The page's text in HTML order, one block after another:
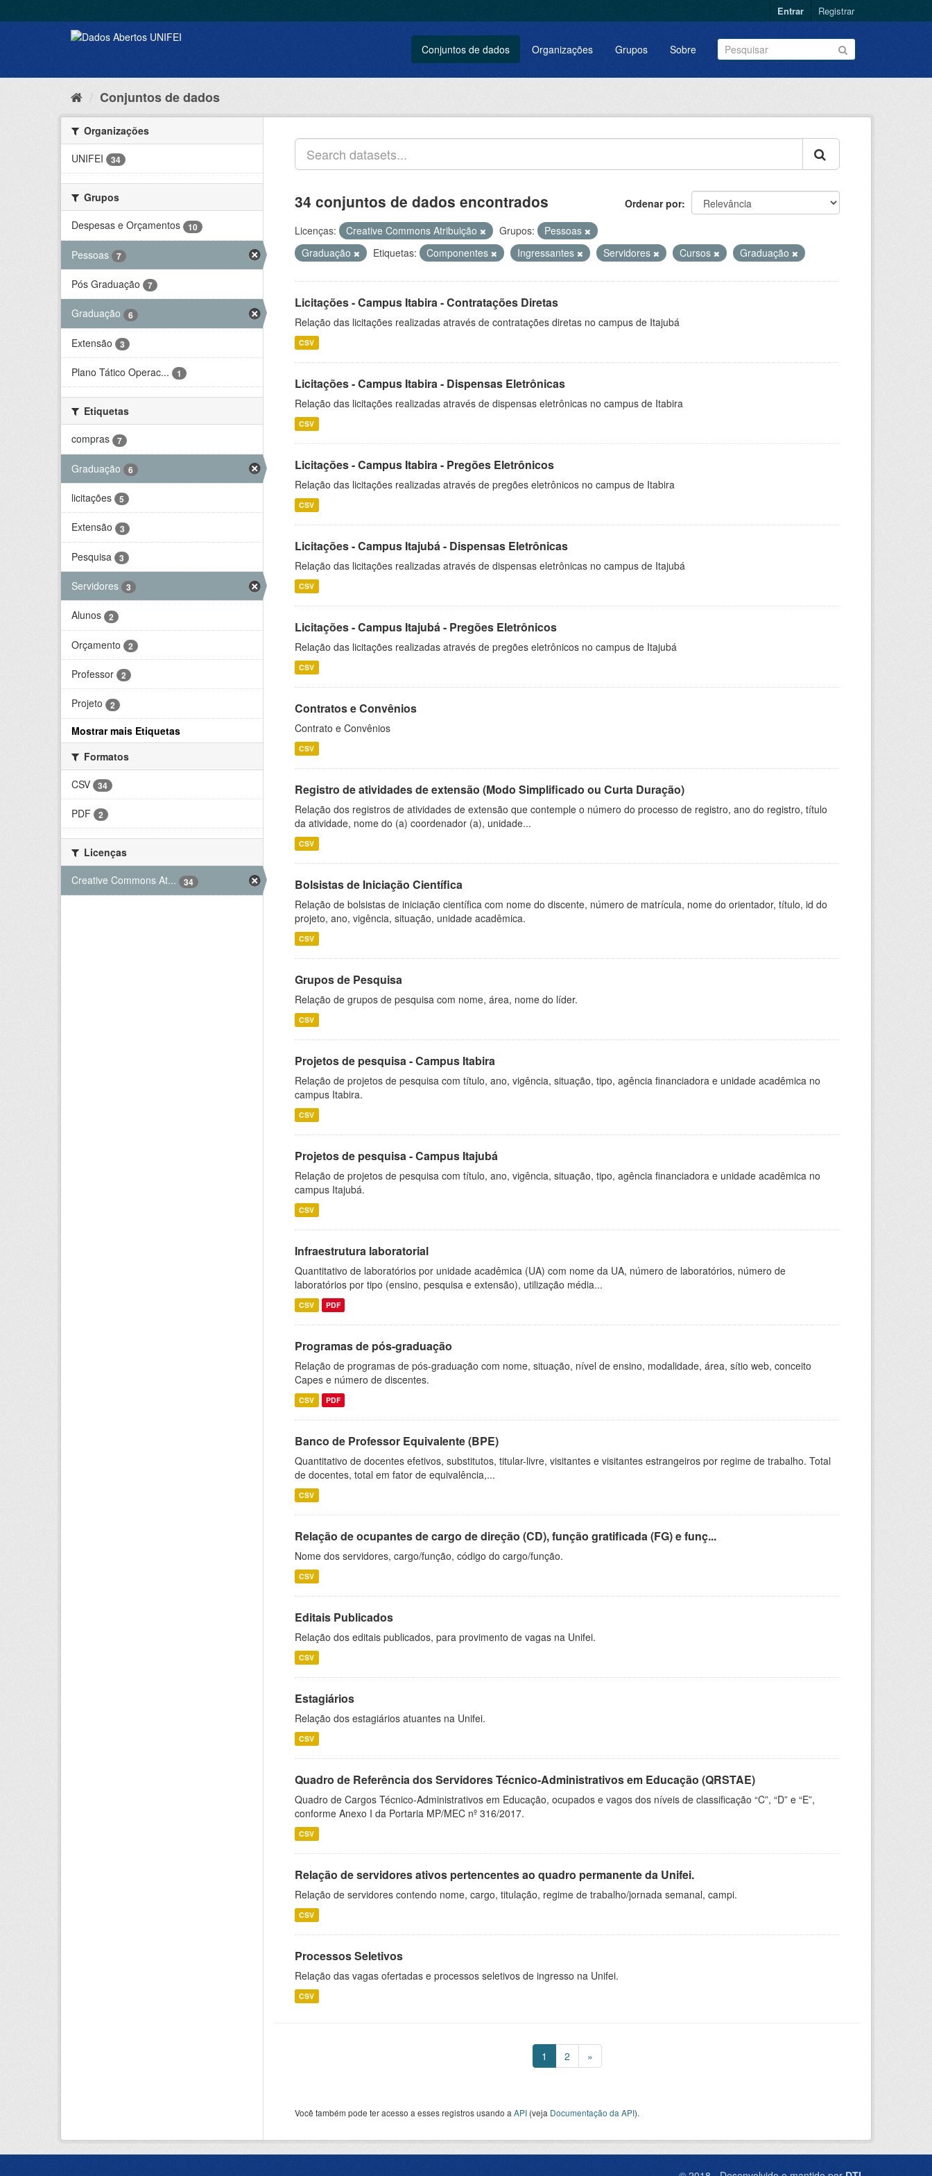
Entrar Registrar
Conjuntos de dados Organizações Grupos Sobre
Conjuntos de dados
Organizações
UNIFEI
34
Grupos
Despesas e Orçamentos
10
Pessoas 7
Pós Graduação 7
Graduação 6
Extensão 3
Plano Tático Operac... 1
Etiquetas
compras
7
Graduação 6
licitações 5
Extensão 3
Pesquisa 3
Servidores 3
Alunos 2
Orçamento 2
Professor 2
Projeto 2
Mostrar mais Etiquetas
Formatos
CSV
34
PDF 2
Licenças
Creative Commons At...
34
Ordenar por
34 conjuntos de dados encontrados
Licenças: Creative Commons Atribuição Grupos:
Pessoas
Graduação
Etiquetas: Componentes Ingressantes Servidores Cursos Graduação
Licitações - Campus Itabira - Contratações Diretas
Relação das licitações realizadas através de contratações diretas no campus de Itajubá
CSV
Licitações - Campus Itabira - Dispensas Eletrônicas
Relação das licitações realizadas através de dispensas eletrônicas no campus de Itabira
CSV
Licitações - Campus Itabira - Pregões Eletrônicos
Relação das licitações realizadas através de pregões eletrônicos no campus de Itabira
CSV
Licitações - Campus Itajubá - Dispensas Eletrônicas
Relação das licitações realizadas através de dispensas eletrônicas no campus de Itajubá
CSV
Licitações - Campus Itajubá - Pregões Eletrônicos
Relação das licitações realizadas através de pregões eletrônicos no campus de Itajubá
CSV
Contratos e Convênios
Contrato e Convênios
CSV
Registro de atividades de extensão (Modo Simplificado ou Curta Duração)
Relação dos registros de atividades de extensão que contemple o número do processo de registro, ano do registro, título
da atividade, nome do (a) coordenador (a), unidade...
CSV
Bolsistas de Iniciação Científica
Relação de bolsistas de iniciação científica com nome do discente, número de matrícula, nome do orientador, título, id do
projeto, ano, vigência, situação, unidade acadêmica.
CSV
Grupos de Pesquisa
Relação de grupos de pesquisa com nome, área, nome do líder.
CSV
Projetos de pesquisa - Campus Itabira
Relação de projetos de pesquisa com título, ano, vigência, situação, tipo, agência financiadora e unidade acadêmica no
campus Itabira.
CSV
Projetos de pesquisa - Campus Itajubá
Relação de projetos de pesquisa com título, ano, vigência, situação, tipo, agência financiadora e unidade acadêmica no
campus Itajubá.
CSV
Infraestrutura laboratorial
Quantitativo de laboratórios por unidade acadêmica (UA) com nome da UA, número de laboratórios, número de
laboratórios por tipo (ensino, pesquisa e extensão), utilização média...
CSV PDF
Programas de pós-graduação
Relação de programas de pós-graduação com nome, situação, nível de ensino, modalidade, área, sítio web, conceito
Capes e número de discentes.
CSV PDF
Banco de Professor Equivalente (BPE)
Quantitativo de docentes efetivos, substitutos, titular-livre, visitantes e visitantes estrangeiros por regime de trabalho. Total
de docentes, total em fator de equivalência,...
CSV
Relação de ocupantes de cargo de direção (CD), função gratificada (FG) e funç...
Nome dos servidores, cargo/função, código do cargo/função.
CSV
Editais Publicados
Relação dos editais publicados, para provimento de vagas na Unifei.
CSV
Estagiários
Relação dos estagiários atuantes na Unifei.
CSV
Quadro de Referência dos Servidores Técnico-Administrativos em Educação (QRSTAE)
Quadro de Cargos Técnico-Administrativos em Educação, ocupados e vagos dos níveis de classificação “C”, “D” e “E”,
conforme Anexo I da Portaria MP/MEC nº 316/2017.
CSV
Relação de servidores ativos pertencentes ao quadro permanente da Unifei.
Relação de servidores contendo nome, cargo, titulação, regime de trabalho/jornada semanal, campi.
CSV
Processos Seletivos
Relação das vagas ofertadas e processos seletivos de ingresso na Unifei.
CSV
1 2 »
Você também pode ter acesso a esses registros usando a API (veja Documentação da API).